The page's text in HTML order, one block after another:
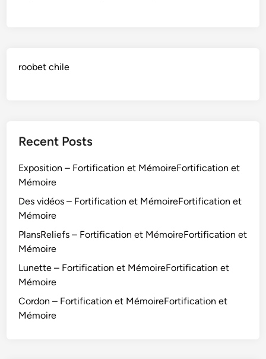
roobet chile
Recent Posts
Exposition – Fortification et MémoireFortification et
Mémoire
Des vidéos – Fortification et MémoireFortification et
Mémoire
PlansReliefs – Fortification et MémoireFortification et
Mémoire
Lunette – Fortification et MémoireFortification et
Mémoire
Cordon – Fortification et MémoireFortification et
Mémoire